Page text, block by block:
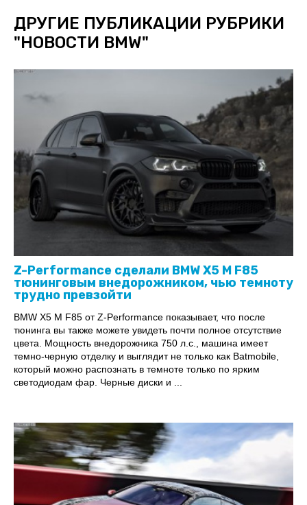
ДРУГИЕ ПУБЛИКАЦИИ РУБРИКИ
"НОВОСТИ BMW"
Z-Performance сделали BMW X5 M F85
тюнинговым внедорожником, чью темноту
трудно превзойти
BMW X5 M F85 от Z-Performance показывает, что после
тюнинга вы также можете увидеть почти полное отсутствие
цвета. Мощность внедорожника 750 л.с., машина имеет
темно-черную отделку и выглядит не только как Batmobile,
который можно распознать в темноте только по ярким
светодиодам фар. Черные диски и ...